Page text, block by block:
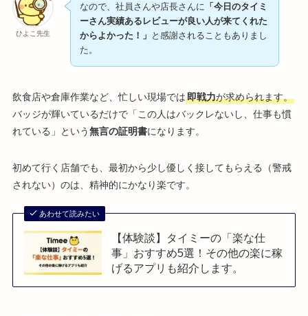
ひよこ先生
なので、社員さんや店長さんに 「今日のタイミ
ーさん実績あるレビューが良い人が来てくれた
からよかった！」 と感謝されることもありまし
た。
飲食店や倉庫作業など、忙しい現場では即戦力が求められます。
バッジが輝いているだけで「この人はバックレないし、仕事も慣
れている」という無言の証明書になります。
初めて行く店舗でも、最初から少し優しく接してもらえる（警戒
されない）のは、精神的にかなり楽です。
あわせて読みたい
【体験談】タイミーの「楽な仕
事」おすすめ5選！その他の楽に稼
げるアプリも紹介します。